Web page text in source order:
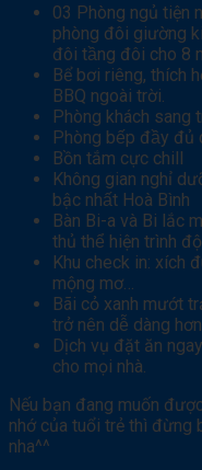
03 Phòng ngủ tiện
phòng đôi giường
đôi tầng đôi cho 8
Bể bơi riêng, thích
BBQ ngoài trời.
Phòng khách sang
Phòng bếp đầy đủ
Bồn tắm cực chill
Không gian nghỉ
bậc nhất Hoà Bình
Bàn Bi-a và Bi lắc
thủ thể hiện trình
Khu check in: xích
mộng mơ…
Bãi cỏ xanh mướt
trở nên dễ dàng
Dịch vụ đặt ăn
cho mọi nhà.
Nếu bạn đang muốn
nhớ của tuổi trẻ thì đừng
nha^^